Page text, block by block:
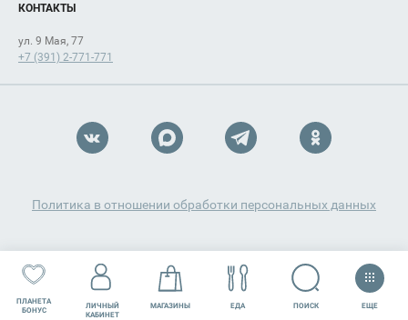
ПЛАНЕТА
БОНУС
ЛИЧНЫЙ
КАБИНЕТ
МАГАЗИНЫ ЕДА РАЗВЛЕЧЕНИЯ СЕРВИСЫ
ПОИСК ЕЩЕ
КОНТАКТЫ
ул. 9 Мая, 77
+7 (391) 2-771-771
Политика в отношении обработки персональных данных